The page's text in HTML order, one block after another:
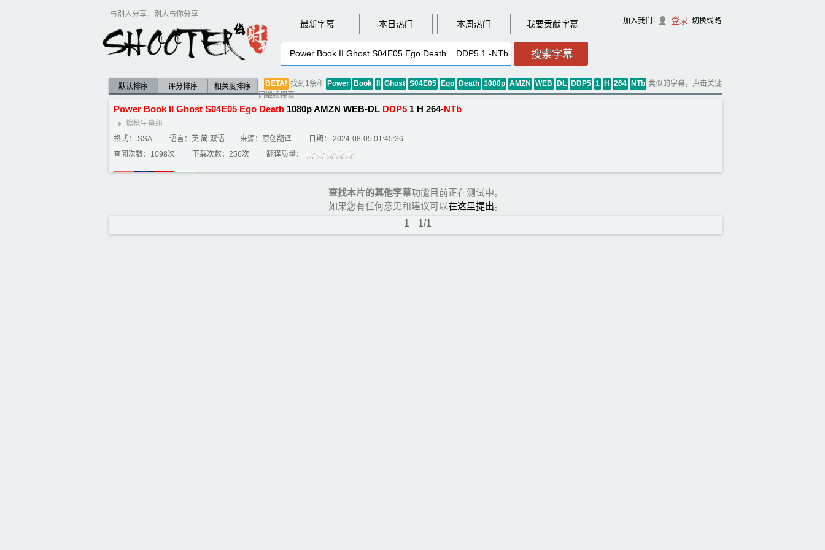
与别人分享，别人与你分享
最新字幕 本日热门 本周热门 贡献字幕 加入我们 登录 切换线路
默认排序 评分排序 相关度排序 BETA! 找到1条和 Power Book Ghost S04E05 Ego Death 1080p AMZN WEB DL DDP5 1 H 264 NTb 类似的字幕，点击关键
词继续搜索
Power Book Ghost S04E05 Ego Death 1080p AMZN WEB-DL DDP5 1 H 264-NTb
擦枪字幕组
格式： SSA
语言：英 简 双语 来源：原创翻译
日期： 2024-08-05 01:45:36
查阅次数：1098次
下载次数：256次 翻译质量：
查找本片的其他字幕功能目前正在测试中。
如果您有任何意见和建议可以在这里提出。
1
1/1